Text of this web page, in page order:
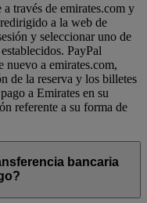
través de emirates.com y
a la web de
y seleccionar uno de
PayPal
nuevo a emirates.com,
de la reserva y los billetes
a Emirates en su
referente a su forma de
bancaria